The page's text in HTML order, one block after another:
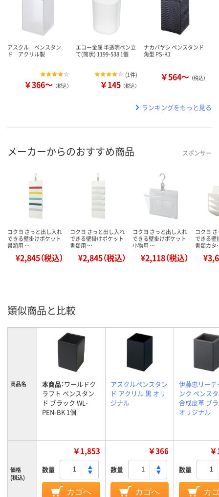
アスクル ペンスタン
ド アクリル製
￥366～ （税込）
エコー金属 半透明ペン立
て(筒状) 1199-538 1個
(1件)
￥145 （税込）
ナカバヤシ ペンスタンド
角型 PS-K1
￥564～ （税込）
ランキングをもっと見る
メーカーからのおすすめ商品 スポンサー
コクヨ さっと出し入れ
できる壁掛けポケット
書類用 …
¥2,845（税込）
コクヨ さっと出し入れ
できる壁掛けポケット
書類用 …
¥2,845（税込）
コクヨ さっと出し入れ
できる壁掛けポケット
小物用 …
¥2,118（税込）
コクヨ
できる壁
書類カ
類似商品と比較
商品名 本商品：ワールドク
ラフト ペンスタン
ド ブラック WL-
PEN-BK 1個
アスクルペンスタン
ド アクリル 黒 オリ
ジナル
伊藤忠リーテ
ンク ペンス
合成皮革 ブ
オリジナル
価格
(税込)
￥1,853
数量
カゴへ
￥366
数量
カゴへ
数量
カ